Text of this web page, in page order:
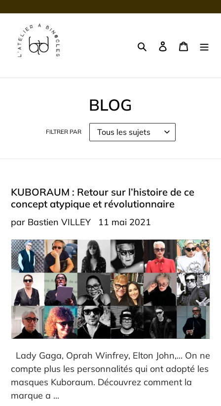
contenu
RechercherSe connecter
Panier
BLOG
FILTRER PAR
KUBORAUM : Retour sur l’histoire de ce
concept atypique et révolutionnaire
par Bastien VILLEY 11 mai 2021
Lady Gaga, Oprah Winfrey, Elton John,... On ne
compte plus les personnalités qui ont adopté les
masques Kuboraum. Découvrez comment la
marque a ...